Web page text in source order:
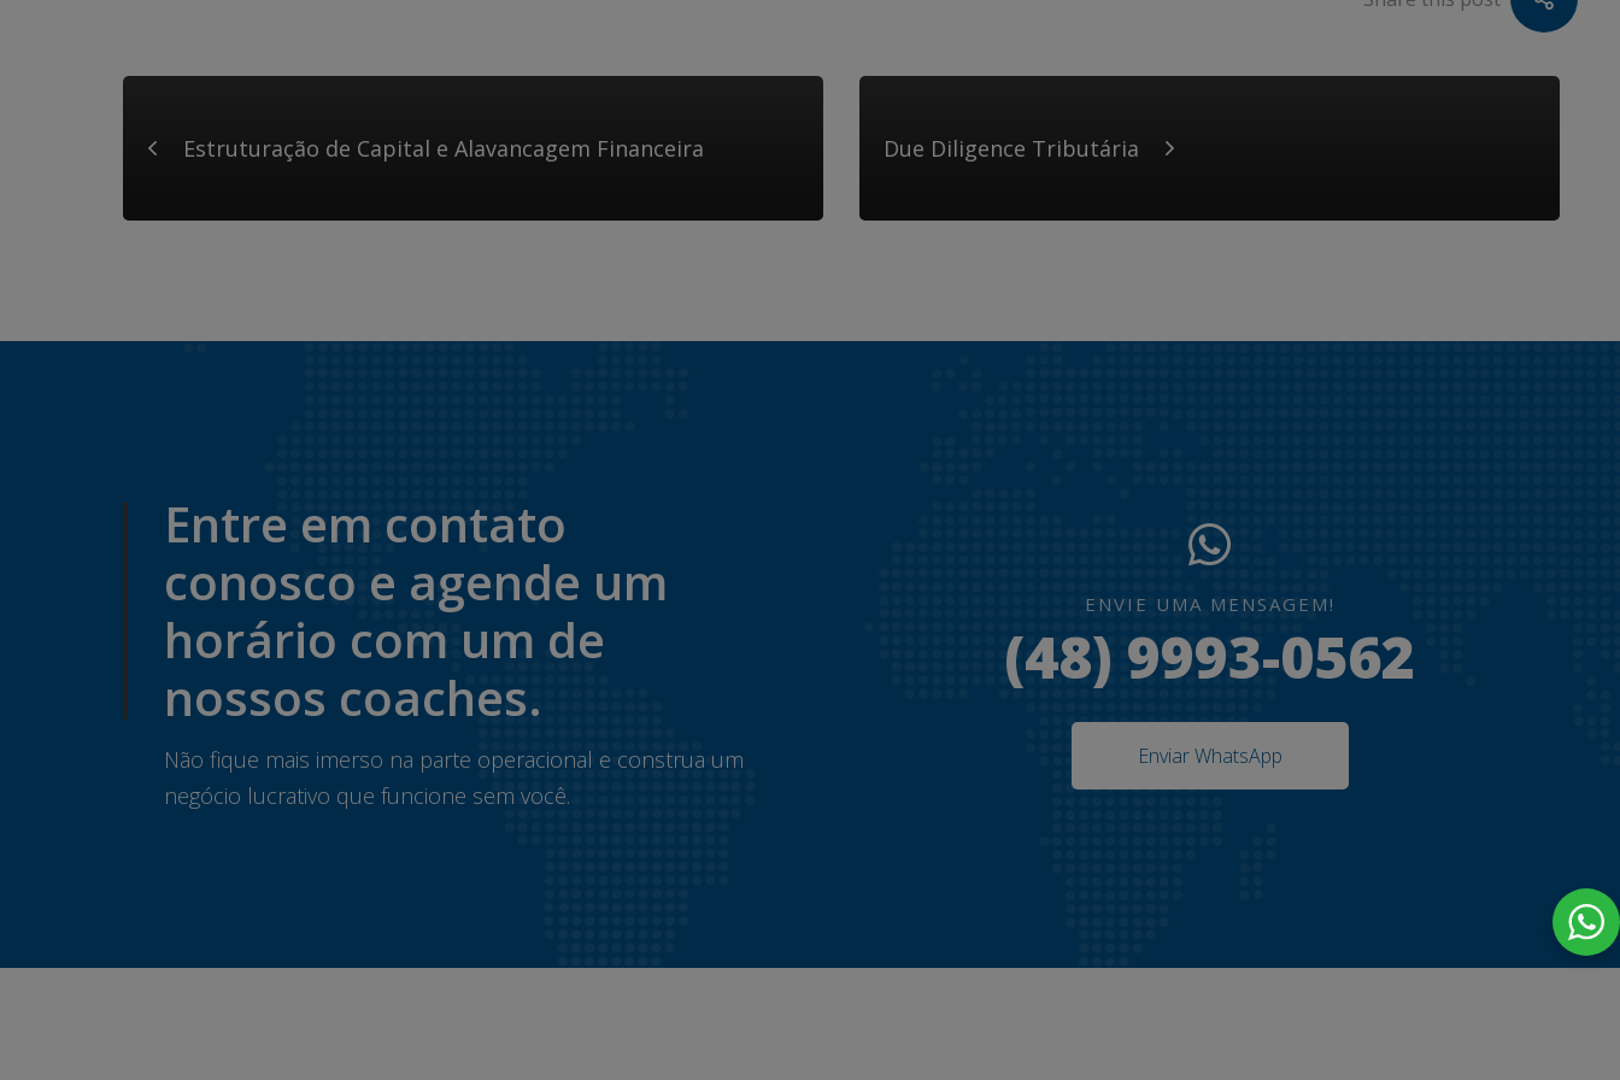
Estruturação de Capital e Alavancagem Financeira Due Diligence Tributária
Entre em contato
conosco e agende um
horário com um de
nossos coaches.
Não fique mais imerso na parte operacional e construa um
negócio lucrativo que funcione sem você.
ENVIE UMA MENSAGEM!
(48) 9993-0562
Enviar WhatsApp